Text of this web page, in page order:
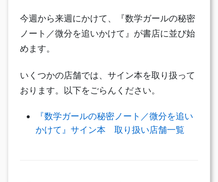
今週から来週にかけて、『数学ガールの秘密
ノート／微分を追いかけて』が書店に並び始
めます。
いくつかの店舗では、サイン本を取り扱って
おります。以下をごらんください。
『数学ガールの秘密ノート／微分を追い
かけて』サイン本 取り扱い店舗一覧